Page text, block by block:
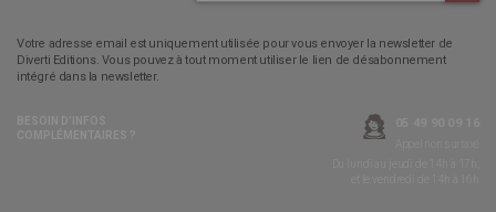
Votre adresse email est uniquement utilisée pour vous envoyer la newsletter de
Diverti Editions. Vous pouvez à tout moment utiliser le lien de désabonnement
intégré dans la newsletter.